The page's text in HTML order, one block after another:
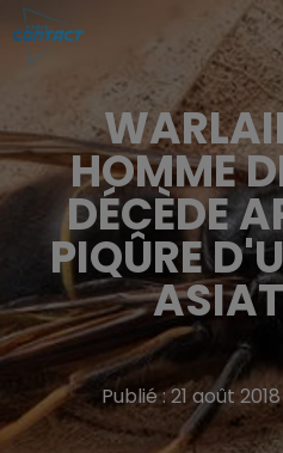
HOMME
DÉCÈDE
PIQÛRE
Publié : 21 août